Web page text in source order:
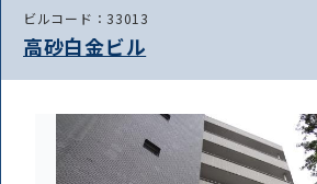
ビルコード：33013
高砂白金ビル